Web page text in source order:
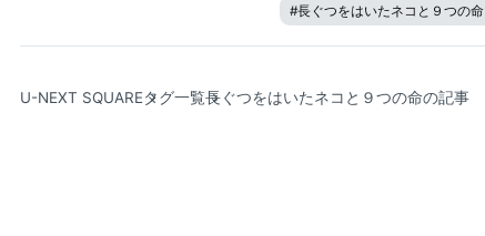
#長ぐつをはいたネコと９つの命
U-NEXT SQUAREタグ一覧長ぐつをはいたネコと９つの命の記事